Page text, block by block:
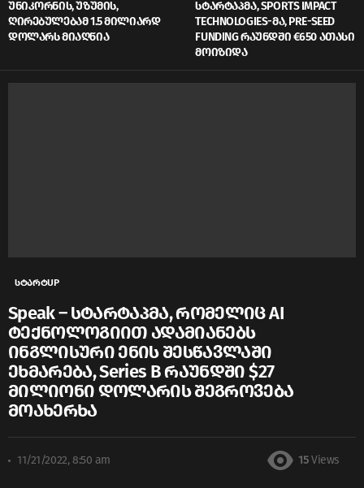
ᲣᲜᲘᲙᲝᲠᲜᲘᲡ, ᲣᲖᲣᲛᲘᲡ,
ᲦᲘᲠᲔᲑᲣᲚᲔᲑᲐᲛ 1.5 ᲛᲘᲚᲘᲐᲠᲓ
ᲓᲝᲚᲐᲠᲡ ᲛᲘᲐᲦᲬᲘᲐ
ᲡᲢᲐᲠᲢᲐᲞᲛᲐ, SPORTS IMPACT
TECHNOLOGIES-ᲛᲐ, PRE-SEED
FUNDING ᲠᲐᲣᲜᲓᲨᲘ €650 ᲐᲗᲐᲡᲘ
ᲛᲝᲘᲖᲘᲓᲐ
სტარტUP
Speak – სტარტაპმა, რომელიც AI
ტექნოლოგიით ადამიანებს
ინგლისური ენის შესწავლაში
ეხმარება, Series B რაუნდში $27
მილიონი დოლარის შეგროვება
მოახერხა
11/21/2022, 8:50 am 15 Views